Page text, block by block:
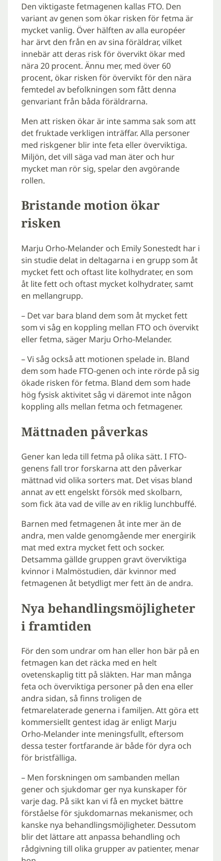
Den viktigaste fetmagenen kallas FTO. Den
variant av genen som ökar risken för fetma är
mycket vanlig. Över hälften av alla européer
har ärvt den från en av sina föräldrar, vilket
innebär att deras risk för övervikt ökar med
nära 20 procent. Ännu mer, med över 60
procent, ökar risken för övervikt för den nära
femtedel av befolkningen som fått denna
genvariant från båda föräldrarna.
Men att risken ökar är inte samma sak som att
det fruktade verkligen inträffar. Alla personer
med riskgener blir inte feta eller överviktiga.
Miljön, det vill säga vad man äter och hur
mycket man rör sig, spelar den avgörande
rollen.
Bristande motion ökar
risken
Marju Orho-Melander och Emily Sonestedt har i
sin studie delat in deltagarna i en grupp som åt
mycket fett och oftast lite kolhydrater, en som
åt lite fett och oftast mycket kolhydrater, samt
en mellangrupp.
– Det var bara bland dem som åt mycket fett
som vi såg en koppling mellan FTO och övervikt
eller fetma, säger Marju Orho-Melander.
– Vi såg också att motionen spelade in. Bland
dem som hade FTO-genen och inte rörde på sig
ökade risken för fetma. Bland dem som hade
hög fysisk aktivitet såg vi däremot inte någon
koppling alls mellan fetma och fetmagener.
Mättnaden påverkas
Gener kan leda till fetma på olika sätt. I FTO-
genens fall tror forskarna att den påverkar
mättnad vid olika sorters mat. Det visas bland
annat av ett engelskt försök med skolbarn,
som fick äta vad de ville av en riklig lunchbuffé.
Barnen med fetmagenen åt inte mer än de
andra, men valde genomgående mer energirik
mat med extra mycket fett och socker.
Detsamma gällde gruppen gravt överviktiga
kvinnor i Malmöstudien, där kvinnor med
fetmagenen åt betydligt mer fett än de andra.
Nya behandlingsmöjligheter
i framtiden
För den som undrar om han eller hon bär på en
fetmagen kan det räcka med en helt
ovetenskaplig titt på släkten. Har man många
feta och överviktiga personer på den ena eller
andra sidan, så finns troligen de
fetmarelaterade generna i familjen. Att göra ett
kommersiellt gentest idag är enligt Marju
Orho-Melander inte meningsfullt, eftersom
dessa tester fortfarande är både för dyra och
för bristfälliga.
– Men forskningen om sambanden mellan
gener och sjukdomar ger nya kunskaper för
varje dag. På sikt kan vi få en mycket bättre
förståelse för sjukdomarnas mekanismer, och
kanske nya behandlingsmöjligheter. Dessutom
blir det lättare att anpassa behandling och
rådgivning till olika grupper av patienter, menar